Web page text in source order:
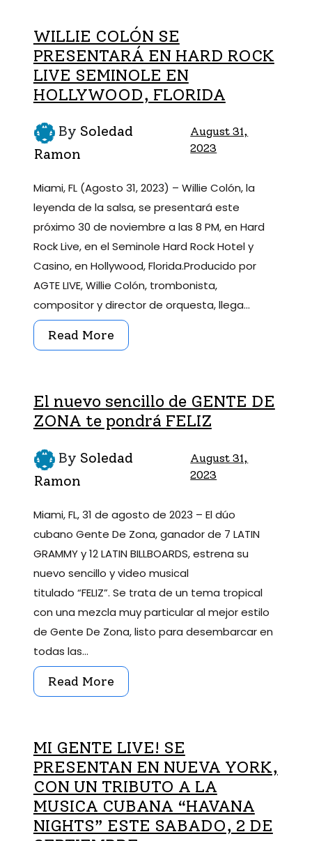
WILLIE COLÓN SE
PRESENTARÁ EN HARD ROCK
LIVE SEMINOLE EN
HOLLYWOOD, FLORIDA
By Soledad
Ramon
August 31,
2023
Miami, FL (Agosto 31, 2023) – Willie Colón, la
leyenda de la salsa, se presentará este
próximo 30 de noviembre a las 8 PM, en Hard
Rock Live, en el Seminole Hard Rock Hotel y
Casino, en Hollywood, Florida.Producido por
AGTE LIVE, Willie Colón, trombonista,
compositor y director de orquesta, llega…
Read More
El nuevo sencillo de GENTE DE
ZONA te pondrá FELIZ
By Soledad
Ramon
August 31,
2023
Miami, FL, 31 de agosto de 2023 – El dúo
cubano Gente De Zona, ganador de 7 LATIN
GRAMMY y 12 LATIN BILLBOARDS, estrena su
nuevo sencillo y video musical
titulado “FELIZ”. Se trata de un tema tropical
con una mezcla muy particular al mejor estilo
de Gente De Zona, listo para desembarcar en
todas las…
Read More
MI GENTE LIVE! SE
PRESENTAN EN NUEVA YORK,
CON UN TRIBUTO A LA
MUSICA CUBANA “HAVANA
NIGHTS” ESTE SABADO, 2 DE